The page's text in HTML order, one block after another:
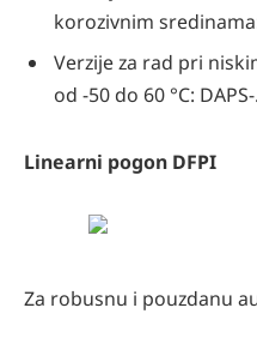
korozivnim sredinama:
Verzije za rad pri
od -50 do 60 °C:
Linearni pogon DFPI
Za robusnu i pouzdanu